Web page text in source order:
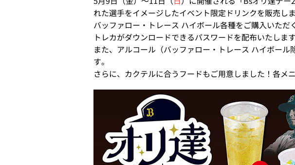
れた選手をイメージしたイベント限定ドリンクを販売し
バッファロー・トレース ハイボール各種をご購入いた
トレカがダウンロードできるパスワードを配布いたします
また、アルコール（バッファロー・トレース ハイボー
す。
さらに、カクテルに合うフードもご用意しました！各メ